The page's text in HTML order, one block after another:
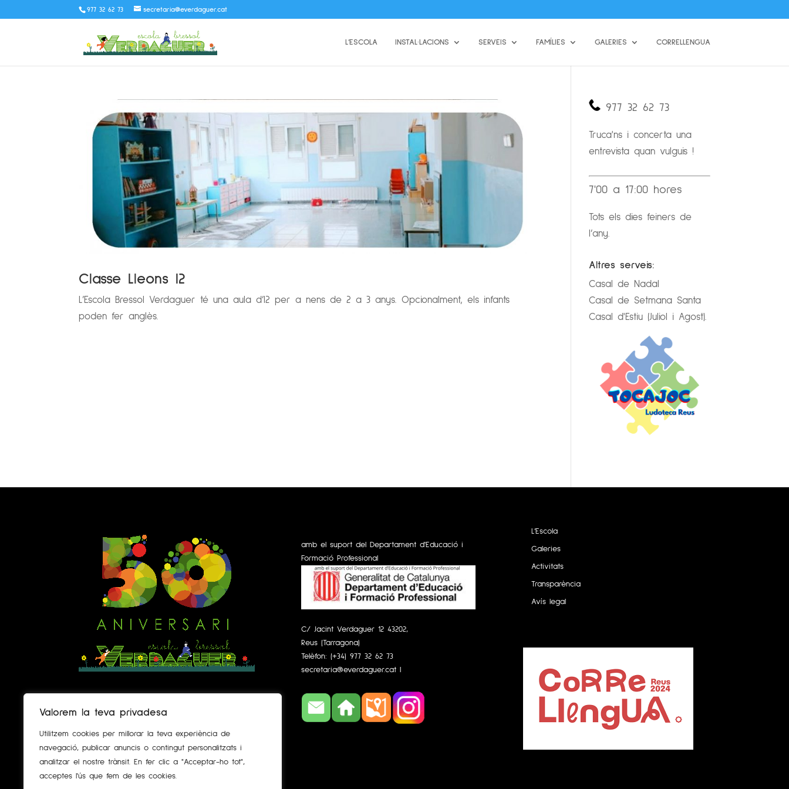
Valorem la teva privadesa
Utilitzem cookies per millorar la teva experiència de
navegació, publicar anuncis o contingut personalitzats i
analitzar el nostre trànsit. En fer clic a "Acceptar-ho tot",
acceptes l'ús que fem de les cookies.
977 32 62 73 secretaria@everdaguer.cat
L’ESCOLA INSTAL·LACIONS SERVEIS FAMÍLIES GALERIES CORRELLENGUA
Classe Lleons I2
L’Escola Bressol Verdaguer té una aula d’I2 per a nens de 2 a 3 anys. Opcionalment, els infants
poden fer anglès.
977 32 62 73
Truca'ns i concerta una
entrevista quan vulguis !
7'00 a 17:00 hores
Tots els dies feiners de
l’any.
Altres serveis:
Casal de Nadal
Casal de Setmana Santa
Casal d'Estiu (Juliol i Agost).
Des de 1971, més de mig segle caminant
endavant, des de les seves primeres passes... i les
vostres :)
amb el suport del Departament d'Educació i
Formació Professional
C/ Jacint Verdaguer 12 43202,
Reus (Tarragona)
Telèfon: (+34) 977 32 62 73
secretaria@everdaguer.cat
L’Escola
Galeries
Activitats
Transparència
Avís legal